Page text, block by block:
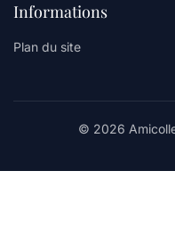
Informations
Plan du site
© 2026